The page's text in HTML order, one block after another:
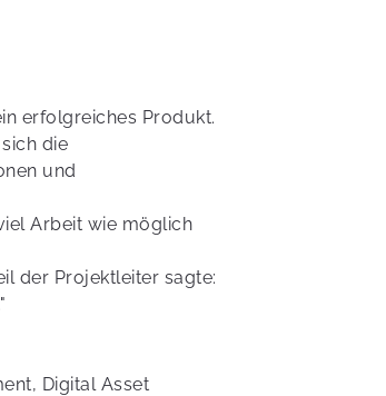
erfolgreiches Produkt.
die
und
Arbeit wie möglich
der Projektleiter sagte:
Digital Asset